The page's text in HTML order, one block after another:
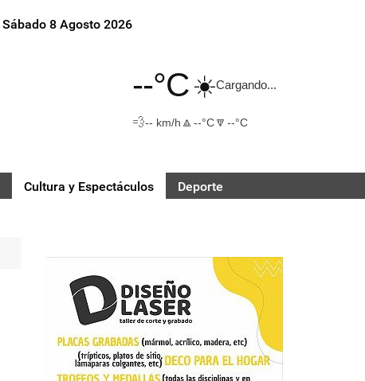
Sábado 8 Agosto 2026
--°C☀️Cargando...
💨-- km/h 🔼 --°C🔽 --°C
Cultura y Espectáculos Deporte